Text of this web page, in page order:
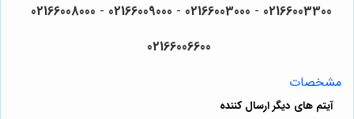
02166003300
-
02166003000
-
02166009000
-
02166008000
02166006600
مشخصات